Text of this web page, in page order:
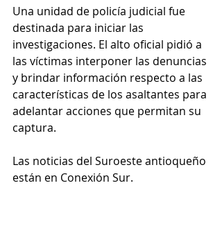
Una unidad de policía judicial fue
destinada para iniciar las
investigaciones. El alto oficial pidió a
las víctimas interponer las denuncias
y brindar información respecto a las
características de los asaltantes para
adelantar acciones que permitan su
captura.
Las noticias del Suroeste antioqueño
están en Conexión Sur.